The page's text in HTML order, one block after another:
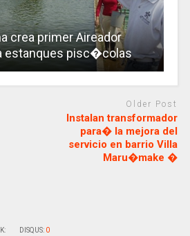
crea primer Aireador
estanques pisc�colas
Older Post
Instalan transformador
para� la mejora del
servicio en barrio Villa
Maru�make �
DISQUS: 0